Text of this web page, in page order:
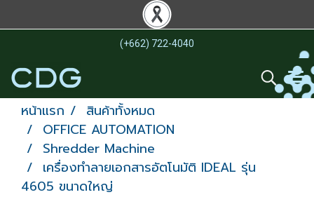
(+662) 722-4040
หน้าแรก
สินค้าทั้งหมด
OFFICE AUTOMATION
Shredder Machine
เครื่องทำลายเอกสารอัตโนมัติ IDEAL รุ่น
4605 ขนาดใหญ่